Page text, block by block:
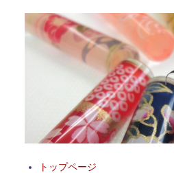
トップページ